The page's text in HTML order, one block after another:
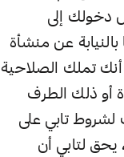
دخولك إلى
عن منشأة
تملك الصلاحية
أو ذلك الطرف
لشروط تابي على
يحق لتابي أن